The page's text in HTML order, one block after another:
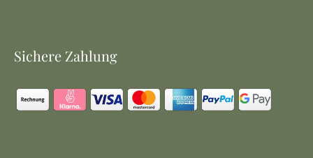
Sichere Zahlung